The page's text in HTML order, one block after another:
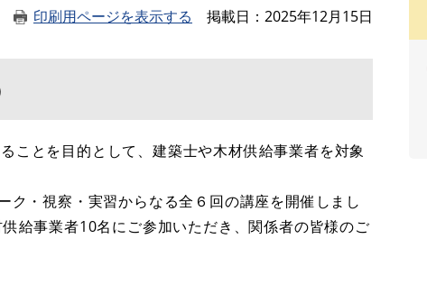
印刷用ページを表示する 掲載日 2025年12月15日
ことを目的として、建築士や木材供給事業者を対象
・視察・実習からなる全６回の講座を開催しまし
給事業者10名にご参加いただき、関係者の皆様のご